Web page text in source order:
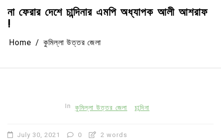
না ফেরার দেশে চান্দিনার এমপি অধ্যাপক আলী আশরাফ
!
Home কুমিল্লা উত্তর জেলা
In কুমিল্লা উত্তর জেলা চান্দিনা
July 30, 2021 0 2 words